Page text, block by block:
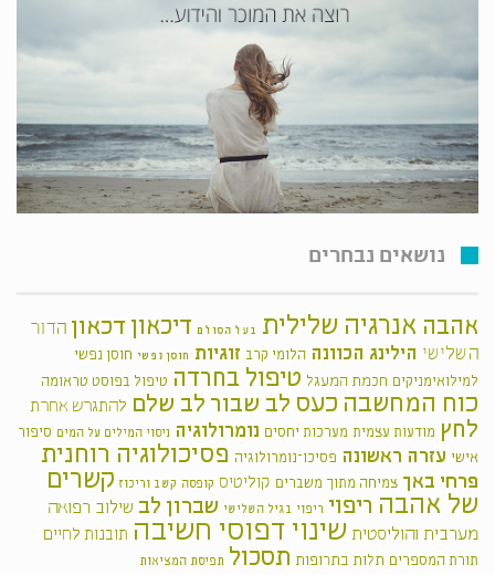
נושאים נבחרים
אהבה אנרגיה שלילית בעל הסולם דיכאון דכאון הדור
השלישי הילינג הכוונה הלומי קרב זוגיות חוסן נפשי חוסן נפשי
למילואימניקים חכמת המעגל טיפול בחרדה טיפול בפוסט טראומה
כוח המחשבה כעס לב שבור לב שלם להתגרש אחרת
לחץ מודעות עצמית מערכות יחסים נומרולוגיה ניסוי המילים על המים סיפור
אישי עזרה ראשונה פסיכו־נומרולוגיה פסיכולוגיה רוחנית
פרחי באך צמיחה מתוך משברים קוליטיס קופסה קשב וריכוז קשרים
של אהבה ריפוי ריפוי בגיל השלישי שברון לב שילוב רפואה
מערבית והוליסטית שינוי דפוסי חשיבה תובנות לחיים
תורת המספרים תלות בתרופות תסכול תפיסת המציאות